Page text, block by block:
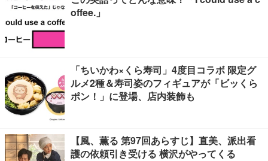
offee.」
「ちいかわ×くら寿司」4度目コラボ 限定グ
ルメ2種＆寿司姿のフィギュアが「ビッくら
ポン！」に登場、店内装飾も
【風、薫る 第97回あらすじ】直美、派出看
護の依頼引き受ける 横沢がやってくる